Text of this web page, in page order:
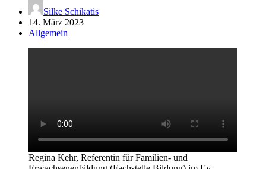
Silke Schikatis
14. März 2023
Allgemein
Regina Kehr, Referentin für Familien- und